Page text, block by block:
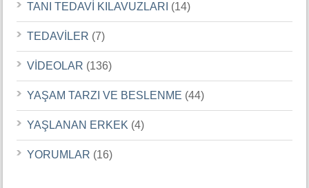
TANI TEDAVİ KILAVUZLARI (14)
TEDAVİLER (7)
VİDEOLAR (136)
YAŞAM TARZI VE BESLENME (44)
YAŞLANAN ERKEK (4)
YORUMLAR (16)